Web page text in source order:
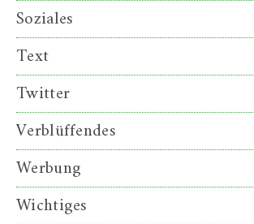
Soziales
Text
Twitter
Verblüffendes
Werbung
Wichtiges